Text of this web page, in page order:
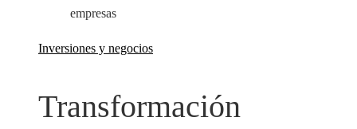
empresas
Inversiones y negocios
Transformación